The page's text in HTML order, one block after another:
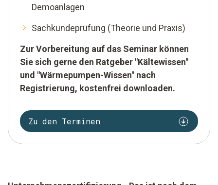
Demoanlagen
Sachkundeprüfung (Theorie und Praxis)
Zur Vorbereitung auf das Seminar können
Sie sich gerne den Ratgeber "Kältewissen"
und "Wärmepumpen-Wissen" nach
Registrierung, kostenfrei downloaden.
Zu den Terminen